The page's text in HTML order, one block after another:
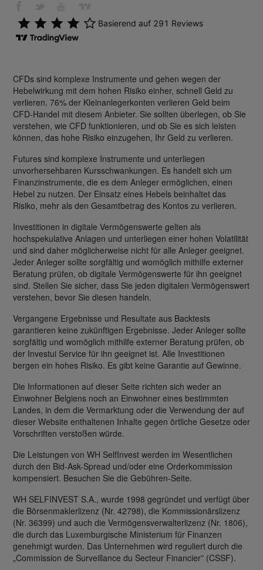
CFDs sind komplexe Instrumente und gehen wegen der
Hebelwirkung mit dem hohen Risiko einher, schnell Geld zu
verlieren. 76% der Kleinanlegerkonten verlieren Geld beim
CFD-Handel mit diesem Anbieter. Sie sollten überlegen, ob Sie
verstehen, wie CFD funktionieren, und ob Sie es sich leisten
können, das hohe Risiko einzugehen, Ihr Geld zu verlieren.
Futures sind komplexe Instrumente und unterliegen
unvorhersehbaren Kursschwankungen. Es handelt sich um
Finanzinstrumente, die es dem Anleger ermöglichen, einen
Hebel zu nutzen. Der Einsatz eines Hebels beinhaltet das
Risiko, mehr als den Gesamtbetrag des Kontos zu verlieren.
Investitionen in digitale Vermögenswerte gelten als
hochspekulative Anlagen und unterliegen einer hohen Volatilität
und sind daher möglicherweise nicht für alle Anleger geeignet.
Jeder Anleger sollte sorgfältig und womöglich mithilfe externer
Beratung prüfen, ob digitale Vermögenswerte für ihn geeignet
sind. Stellen Sie sicher, dass Sie jeden digitalen Vermögenswert
verstehen, bevor Sie diesen handeln.
Vergangene Ergebnisse und Resultate aus Backtests
garantieren keine zukünftigen Ergebnisse. Jeder Anleger sollte
sorgfältig und womöglich mithilfe externer Beratung prüfen, ob
der Investui Service für ihn geeignet ist. Alle Investitionen
bergen ein hohes Risiko. Es gibt keine Garantie auf Gewinne.
Die Informationen auf dieser Seite richten sich weder an
Einwohner Belgiens noch an Einwohner eines bestimmten
Landes, in dem die Vermarktung oder die Verwendung der auf
dieser Website enthaltenen Inhalte gegen örtliche Gesetze oder
Vorschriften verstoßen würde.
Die Leistungen von WH SelfInvest werden im Wesentlichen
durch den Bid-Ask-Spread und/oder eine Orderkommission
kompensiert. Besuchen Sie die Gebühren-Seite.
WH SELFINVEST S.A., wurde 1998 gegründet und verfügt über
die Börsenmaklerlizenz (Nr. 42798), die Kommissionärslizenz
(Nr. 36399) und auch die Vermögensverwalterlizenz (Nr. 1806),
die durch das Luxemburgische Ministerium für Finanzen
genehmigt wurden. Das Unternehmen wird reguliert durch die
„Commission de Surveillance du Secteur Financier” (CSSF).